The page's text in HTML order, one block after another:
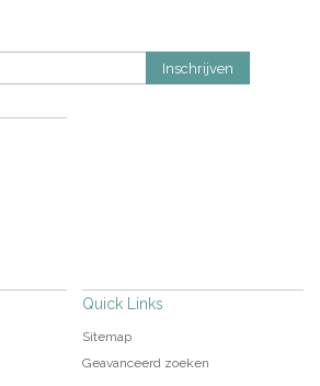
Inschrijven
Quick Links
Sitemap
Geavanceerd zoeken